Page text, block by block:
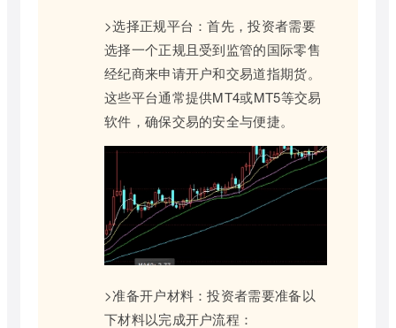
>选择正规平台：首先，投资者需要
选择一个正规且受到监管的国际零售
经纪商来申请开户和交易道指期货。
这些平台通常提供MT4或MT5等交易
软件，确保交易的安全与便捷。
>准备开户材料：投资者需要准备以
下材料以完成开户流程：